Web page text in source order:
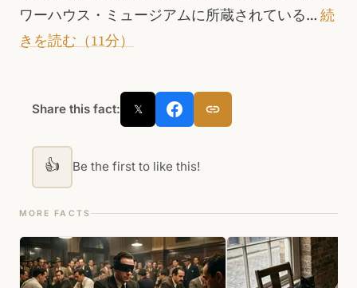
ワーハウス・ミュージアムに所蔵されている… 続
きを読む（11分）
Share this fact: 𝕏
👍 Be the first to like this!
MORE FACTS